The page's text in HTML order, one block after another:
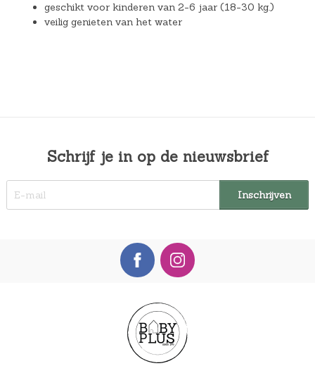
geschikt voor kinderen van 2-6 jaar (18-30 kg.)
veilig genieten van het water
Schrijf je in op de nieuwsbrief